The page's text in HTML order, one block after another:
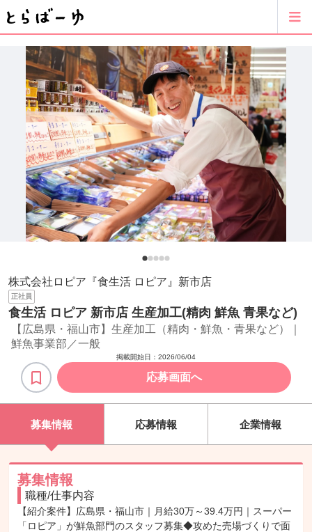
株式会社ロピア『食生活 ロピア』新市店
正社員
食生活 ロピア 新市店 生産加工(精肉 鮮魚 青果など)
【広島県・福山市】生産加工（精肉・鮮魚・青果など）｜
鮮魚事業部／一般
掲載開始日： 2026/06/04
応募画面へ
募集情報 応募情報 企業情報
募集情報
職種/仕事内容
【紹介案件】広島県・福山市｜月給30万～39.4万円｜スーパー
「ロピア」が鮮魚部門のスタッフ募集◆攻めた売場づくりで面